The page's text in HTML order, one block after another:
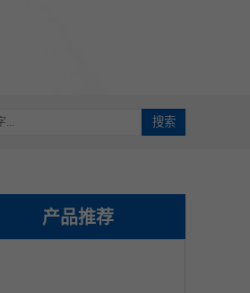
搜索
产品推荐